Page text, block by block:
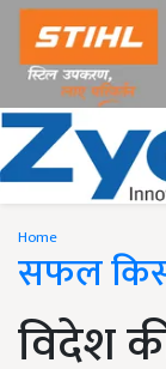
Home
सफल
विदेश